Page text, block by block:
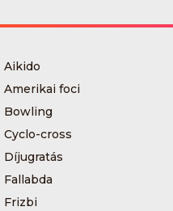
Aikido
Amerikai foci
Bowling
Cyclo-cross
Díjugratás
Fallabda
Frizbi